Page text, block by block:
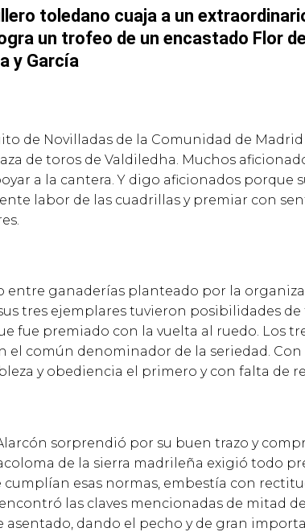
toledano cuaja a un
un trofeo de un encastado Flor
a y García
de Novilladas de la Comunidad de
de toros de Valdiledha. Muchos
a la cantera. Y digo aficionados porque
labor de las cuadrillas y premiar con
entre ganaderías planteado por la
tres ejemplares tuvieron posibilidades
fue premiado con la vuelta al ruedo. Los
el comú n denominador de la seriedad.
y obediencia el primero y con falta de
ón sorprendió por su buen trazo y
de la sierra madrileña exigió todo
cumpl ían esas normas, embestía con
ó las claves mencionadas de mitad
asentado, dando el pecho y de gran